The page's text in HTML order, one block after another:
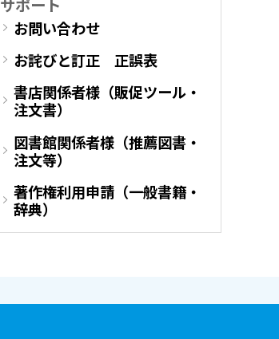
お問い合わせ
お詫びと訂正 正誤表
書店関係者様（販促ツール・
注文書）
図書館関係者様（推薦図書・
注文等）
著作権利用申請（一般書籍・
辞典）